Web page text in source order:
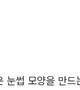
썹 모양을 만